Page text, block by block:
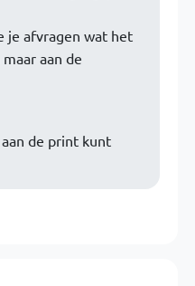
je afvragen wat het
aan de
de print kunt